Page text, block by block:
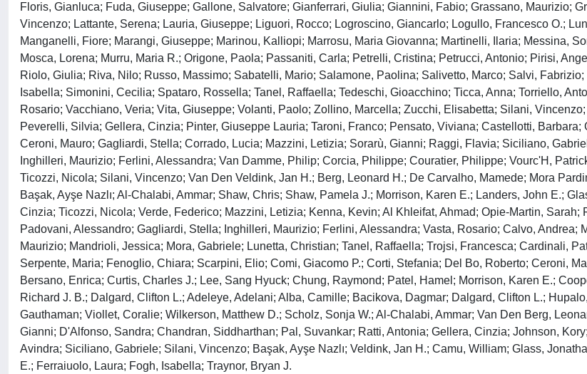
Floris, Gianluca; Fuda, Giuseppe; Gallone, Salvatore; Gianferrari, Giulia; Giannini, Fabio; Grassano, Maurizio;
Vincenzo; Lattante, Serena; Lauria, Giuseppe; Liguori, Rocco; Logroscino, Giancarlo; Logullo, Francesco O.;
Manganelli, Fiore; Marangi, Giuseppe; Marinou, Kalliopi; Marrosu, Maria Giovanna; Martinelli, Ilaria; Messina,
Mosca, Lorena; Murru, Maria R.; Origone, Paola; Passaniti, Carla; Petrelli, Cristina; Petrucci, Antonio; Pirisi,
Riolo, Giulia; Riva, Nilo; Russo, Massimo; Sabatelli, Mario; Salamone, Paolina; Salivetto, Marco; Salvi,
Isabella; Simonini, Cecilia; Spataro, Rossella; Tanel, Raffaella; Tedeschi, Gioacchino; Ticca, Anna; Torriello,
Rosario; Vacchiano, Veria; Vita, Giuseppe; Volanti, Paolo; Zollino, Marcella; Zucchi, Elisabetta; Silani,
Peverelli, Silvia; Gellera, Cinzia; Pinter, Giuseppe Lauria; Taroni, Franco; Pensato, Viviana; Castellotti,
Ceroni, Mauro; Gagliardi, Stella; Corrado, Lucia; Mazzini, Letizia; Sorarù, Gianni; Raggi, Flavia; Siciliano,
Inghilleri, Maurizio; Ferlini, Alessandra; Van Damme, Philip; Corcia, Philippe; Couratier, Philippe; Vourc'H,
Ticozzi, Nicola; Silani, Vincenzo; Van Den Veldink, Jan H.; Berg, Leonard H.; De Carvalho, Mamede; Mora
Başak, Ayşe Nazlı; Al-Chalabi, Ammar; Shaw, Chris; Shaw, Pamela J.; Morrison, Karen E.; Landers, John E.;
Cinzia; Ticozzi, Nicola; Verde, Federico; Mazzini, Letizia; Kenna, Kevin; Al Khleifat, Ahmad; Opie-Martin,
Padovani, Alessandro; Gagliardi, Stella; Inghilleri, Maurizio; Ferlini, Alessandra; Vasta, Rosario; Calvo, Andrea;
Maurizio; Mandrioli, Jessica; Mora, Gabriele; Lunetta, Christian; Tanel, Raffaella; Trojsi, Francesca; Cardinali,
Serpente, Maria; Fenoglio, Chiara; Scarpini, Elio; Comi, Giacomo P.; Corti, Stefania; Del Bo, Roberto; Ceroni,
Bersano, Enrica; Curtis, Charles J.; Lee, Sang Hyuck; Chung, Raymond; Patel, Hamel; Morrison, Karen E.;
Richard J. B.; Dalgard, Clifton L.; Adeleye, Adelani; Alba, Camille; Bacikova, Dagmar; Dalgard, Clifton L.;
Gauthaman; Viollet, Coralie; Wilkerson, Matthew D.; Scholz, Sonja W.; Al-Chalabi, Ammar; Van Den Berg,
Gianni; D'Alfonso, Sandra; Chandran, Siddharthan; Pal, Suvankar; Ratti, Antonia; Gellera, Cinzia; Johnson,
Avindra; Siciliano, Gabriele; Silani, Vincenzo; Başak, Ayşe Nazlı; Veldink, Jan H.; Camu, William; Glass,
E.; Ferraiuolo, Laura; Fogh, Isabella; Traynor, Bryan J.